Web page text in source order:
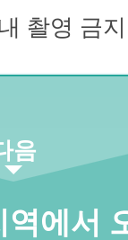
촬영 금지
음
에서